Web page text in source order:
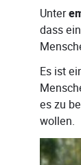
Unter
dass
Es ist
es zu
wollen.